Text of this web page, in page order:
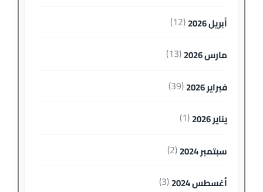
أبريل 2026 (12)
مارس 2026 (13)
فبراير 2026 (39)
يناير 2026 (1)
سبتمبر 2024 (2)
أغسطس 2024 (3)